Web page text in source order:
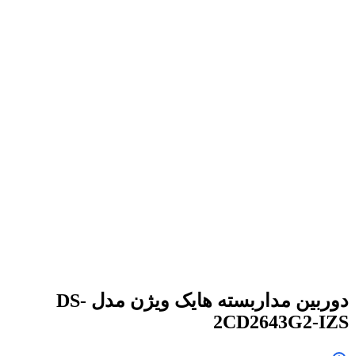
دوربین مداربسته هایک ویژن مدل DS-
2CD2643G2-IZS